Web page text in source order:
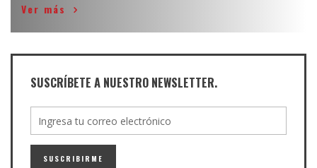
Ver más
SUSCRÍBETE A NUESTRO NEWSLETTER.